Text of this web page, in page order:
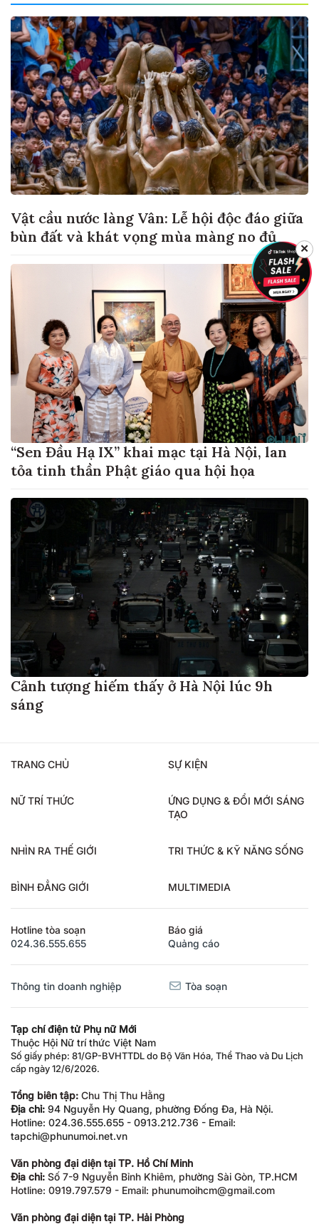
Vật cầu nước làng Vân: Lễ hội độc đáo giữa
bùn đất và khát vọng mùa màng no đủ
“Sen Đầu Hạ IX” khai mạc tại Hà Nội, lan
tỏa tinh thần Phật giáo qua hội họa
Cảnh tượng hiếm thấy ở Hà Nội lúc 9h
sáng
TRANG CHỦ SỰ KIỆN
NỮ TRÍ THỨC
ỨNG DỤNG & ĐỔI MỚI SÁNG
TẠO
NHÌN RA THẾ GIỚI TRI THỨC & KỸ NĂNG SỐNG
BÌNH ĐẲNG GIỚI MULTIMEDIA
Hotline tòa soạn
024.36.555.655
Báo giá
Quảng cáo
Thông tin doanh nghiệp Tòa soạn
Tạp chí điện tử Phụ nữ Mới
Thuộc Hội Nữ trí thức Việt Nam
Số giấy phép: 81/GP-BVHTTDL do Bộ Văn Hóa, Thể Thao và Du Lịch
cấp ngày 12/6/2026.
Tổng biên tập: Chu Thị Thu Hằng
Địa chỉ: 94 Nguyễn Hy Quang, phường Đống Đa, Hà Nội.
Hotline: 024.36.555.655 - 0913.212.736 - Email:
tapchi@phunumoi.net.vn
Văn phòng đại diện tại TP. Hồ Chí Minh
Địa chỉ: Số 7-9 Nguyễn Bỉnh Khiêm, phường Sài Gòn, TP.HCM
Hotline: 0919.797.579 - Email: phunumoihcm@gmail.com
Văn phòng đại diện tại TP. Hải Phòng
✕